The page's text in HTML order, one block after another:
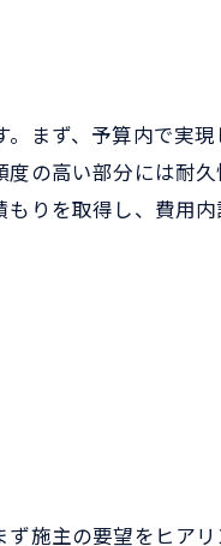
デアと工夫
上のヒント
分ポイント
の事前準備法
まず、予算内で実
の高い部分には耐
りを取得し、費用
施主の要望をヒア